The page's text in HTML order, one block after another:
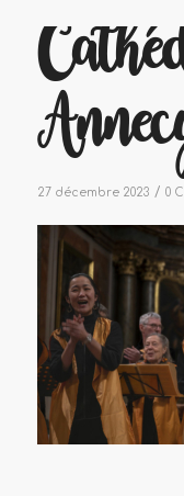
27 décembre 2023 / 0